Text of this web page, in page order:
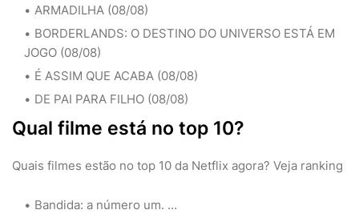
ARMADILHA (08/08)
BORDERLANDS: O DESTINO DO UNIVERSO ESTÁ EM
JOGO (08/08)
É ASSIM QUE ACABA (08/08)
DE PAI PARA FILHO (08/08)
Qual filme está no top 10?
Quais filmes estão no top 10 da Netflix agora? Veja ranking
Bandida: a número um. …